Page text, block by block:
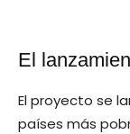
El
El proyecto se
países más